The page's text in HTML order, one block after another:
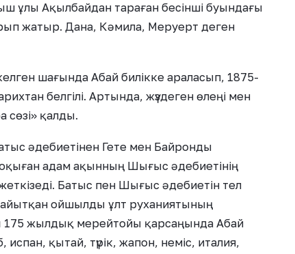
ұлы Ақылбайдан тараған бесінші буындағы
жатыр. Дана, Кәмила, Меруерт деген
шағында Абай билікке араласып, 1875-
белгілі. Артында, жүздеген өлеңі мен
сөзі» қалды.
әдебиетінен Гете мен Байронды
адам ақынның Шығыс әдебиетінің
Батыс пен Шығыс әдебиетін тел
ойшылды ұлт руханиятының
жылдық мерейтойы қарсаңында Абай
қытай, түрік, жапон, неміс, италия,